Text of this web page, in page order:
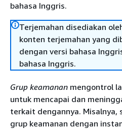
bahasa Inggris.
Terjemahan disediakan
konten terjemahan yang
dengan versi bahasa
bahasa Inggris.
Grup keamanan mengontrol
untuk mencapai dan
terkait dengannya. Misalnya,
grup keamanan dengan